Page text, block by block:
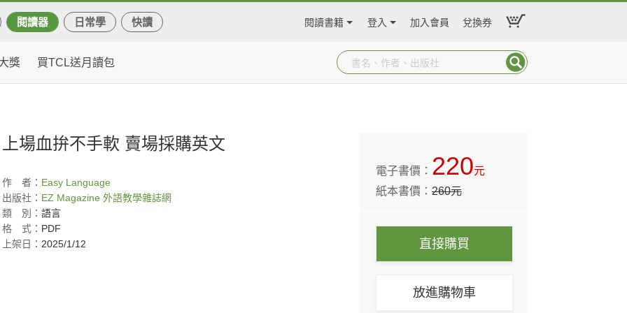
閱讀器 日常學 快讀 閱讀書籍 登入 加入會員 兌換券
獎 買TCL送月讀包
上場血拚不手軟 賣場採購英文
作 者： Easy Language
出版社： EZ Magazine 外語教學雜誌網
類
別： 語言
格
式： PDF
上架日： 2025/1/12
電子書價： 220元
紙本書價：260元
直接購買
放進購物車